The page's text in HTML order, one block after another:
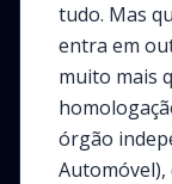
tudo. Mas
entra em
muito mais
órgão